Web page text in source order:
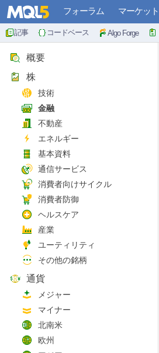
フォーラム マーケット
記事 コードベース Algo Forge
概要
株
技術
金融
不動産
エネルギー
基本資料
通信サービス
消費者向けサイクル
消費者防御
ヘルスケア
産業
ユーティリティ
その他の銘柄
通貨
メジャー
マイナー
北南米
欧州